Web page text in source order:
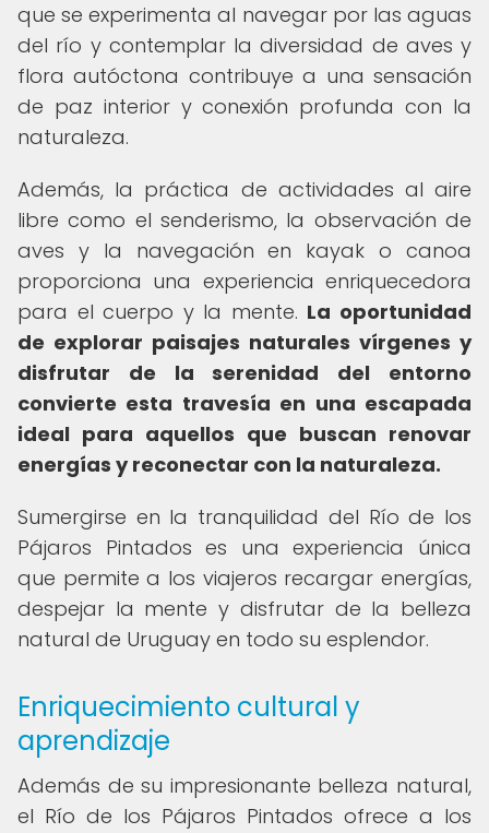
que se experimenta al navegar por las aguas
del río y contemplar la diversidad de aves y
flora autóctona contribuye a una sensación
de paz interior y conexión profunda con la
naturaleza.
Además, la práctica de actividades al aire
libre como el senderismo, la observación de
aves y la navegación en kayak o canoa
proporciona una experiencia enriquecedora
para el cuerpo y la mente. La oportunidad
de explorar paisajes naturales vírgenes y
disfrutar de la serenidad del entorno
convierte esta travesía en una escapada
ideal para aquellos que buscan renovar
energías y reconectar con la naturaleza.
Sumergirse en la tranquilidad del Río de los
Pájaros Pintados es una experiencia única
que permite a los viajeros recargar energías,
despejar la mente y disfrutar de la belleza
natural de Uruguay en todo su esplendor.
Enriquecimiento cultural y
aprendizaje
Además de su impresionante belleza natural,
el Río de los Pájaros Pintados ofrece a los